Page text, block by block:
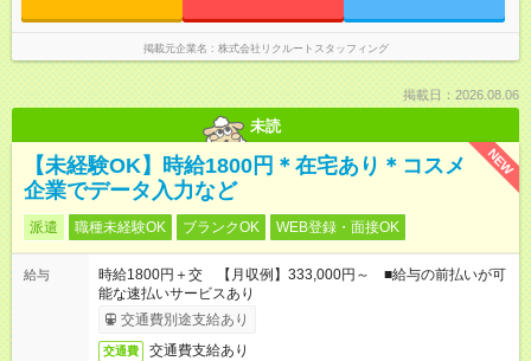
掲載元企業名 株式会社リクルートスタッフィング
掲載日：2026.08.06
未読
NEW
【未経験OK】時給1800円＊在宅あり＊コスメ
企業でデータ入力など
派遣 職種未経験OK ブランクOK WEB登録・面接OK
給与
時給1800円＋交 【月収例】333,000円～ ■給与の前払いが可
能な速払いサービスあり
交通費別途支給あり
交通費 交通費支給あり